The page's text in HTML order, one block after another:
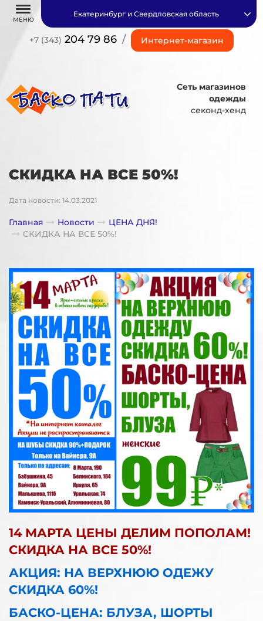
МЕНЮ
+7 (343) 204 79 86 / Интернет-магазин
Екатеринбург и Свердловская область
Сеть магазинов
одежды
секонд-хенд
СКИДКА НА ВСЕ 50%!
Дата новости: 14.03.2021
Главная Новости
ЦЕНА ДНЯ!
СКИДКА НА ВСЕ 50%!
14 МАРТА ЦЕНЫ ДЕЛИМ ПОПОЛАМ!
СКИДКА НА ВСЕ 50%!
АКЦИЯ: НА ВЕРХНЮЮ ОДЕЖУ
СКИДКА 60%!
БАСКО-ЦЕНА: БЛУЗА, ШОРТЫ